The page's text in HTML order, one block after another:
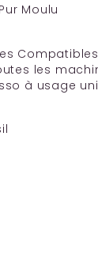
Moulu
les
à usage